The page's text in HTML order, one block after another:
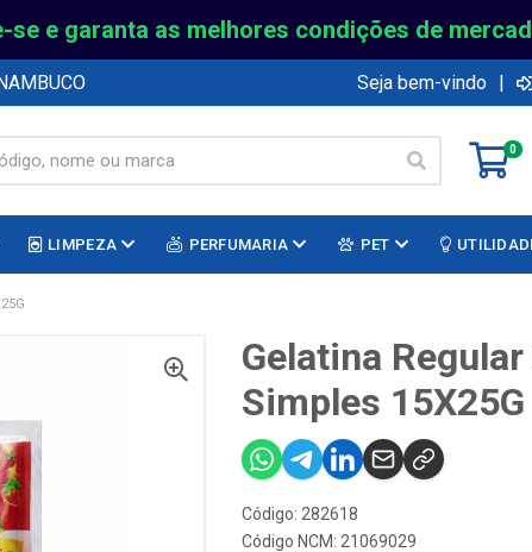
se e garanta as melhores condições de
Seja bem-vindo |
0
LIMPEZA PERFUMARIA PET
Gelatina
Simples 15X25G
Código: 282618
Código NCM: 21069029